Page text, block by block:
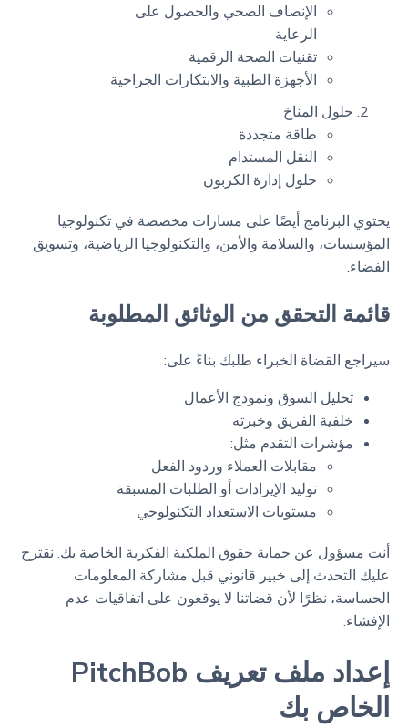
الإنصاف الصحي والحصول على
الرعاية
تقنيات الصحة الرقمية
الأجهزة الطبية والابتكارات الجراحية
حلول المناخ
طاقة متجددة
النقل المستدام
حلول إدارة الكربون
يحتوي البرنامج أيضًا على مسارات مخصصة في تكنولوجيا
المؤسسات، والسلامة والأمن، والتكنولوجيا الرياضية، وتسويق
الفضاء.
قائمة التحقق من الوثائق المطلوبة
سيراجع القضاة الخبراء طلبك بناءً على:
تحليل السوق ونموذج الأعمال
خلفية الفريق وخبرته
مؤشرات التقدم مثل:
مقابلات العملاء وردود الفعل
توليد الإيرادات أو الطلبات المسبقة
مستويات الاستعداد التكنولوجي
أنت مسؤول عن حماية حقوق الملكية الفكرية الخاصة بك. نقترح
عليك التحدث إلى خبير قانوني قبل مشاركة المعلومات
الحساسة، نظرًا لأن قضاتنا لا يوقعون على اتفاقيات عدم
الإفشاء.
إعداد ملف تعريف PitchBob
الخاص بك